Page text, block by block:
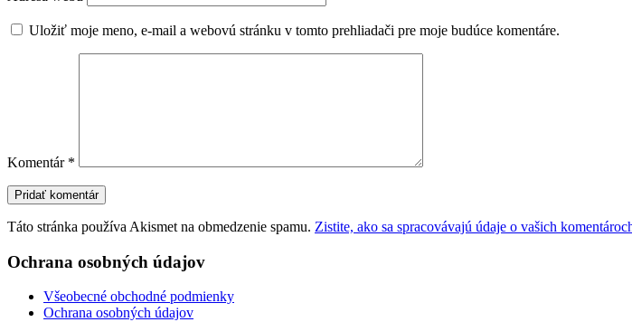
Uložiť moje meno, e-mail a webovú stránku v tomto prehliadači pre moje budúce komentáre.
Komentár *
Táto stránka používa Akismet na obmedzenie spamu. Zistite, ako sa spracovávajú údaje o vašich
Ochrana osobných údajov
Všeobecné obchodné podmienky
Ochrana osobných údajov